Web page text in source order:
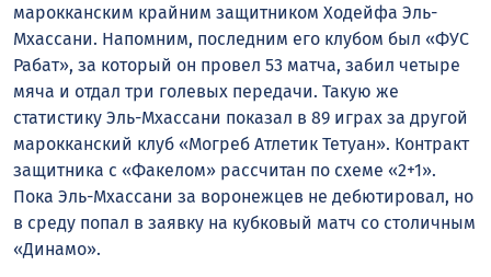
марокканским крайним защитником Ходейфа Эль-
Мхассани. Напомним, последним его клубом был «ФУС
Рабат», за который он провел 53 матча, забил четыре
мяча и отдал три голевых передачи. Такую же
статистику Эль-Мхассани показал в 89 играх за другой
марокканский клуб «Могреб Атлетик Тетуан». Контракт
защитника с «Факелом» рассчитан по схеме «2+1».
Пока Эль-Мхассани за воронежцев не дебютировал, но
в среду попал в заявку на кубковый матч со столичным
«Динамо».